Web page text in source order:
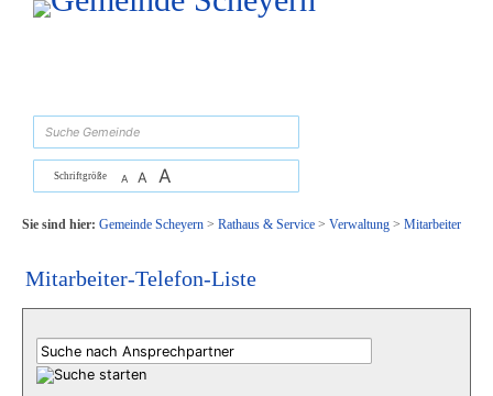
Zum Inhalt, zur Navigationoder zur Startseite springen.
Schriftgröße A A A
Sie sind hier: Gemeinde Scheyern> Rathaus & Service> Verwaltung> Mitarbeiter
Mitarbeiter-Telefon-Liste